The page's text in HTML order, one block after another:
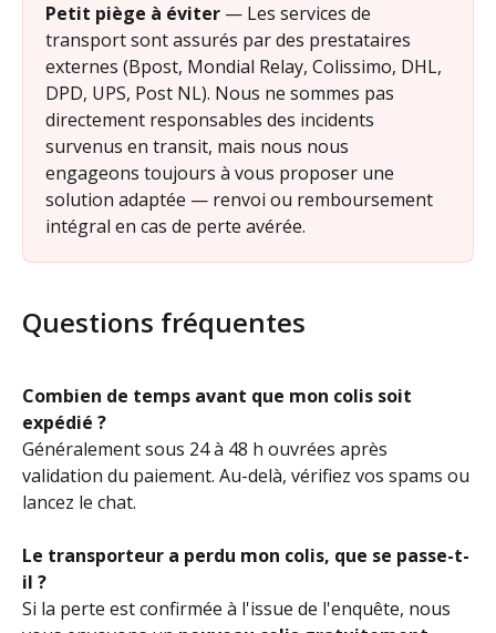
Petit piège à éviter — Les services de
transport sont assurés par des prestataires
externes (Bpost, Mondial Relay, Colissimo, DHL,
DPD, UPS, Post NL). Nous ne sommes pas
directement responsables des incidents
survenus en transit, mais nous nous
engageons toujours à vous proposer une
solution adaptée — renvoi ou remboursement
intégral en cas de perte avérée.
Questions fréquentes
Combien de temps avant que mon colis soit
expédié ?
Généralement sous 24 à 48 h ouvrées après
validation du paiement. Au-delà, vérifiez vos spams ou
lancez le chat.
Le transporteur a perdu mon colis, que se passe-t-
il ?
Si la perte est confirmée à l'issue de l'enquête, nous